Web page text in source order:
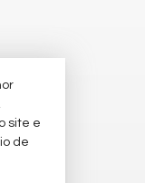
site e
de